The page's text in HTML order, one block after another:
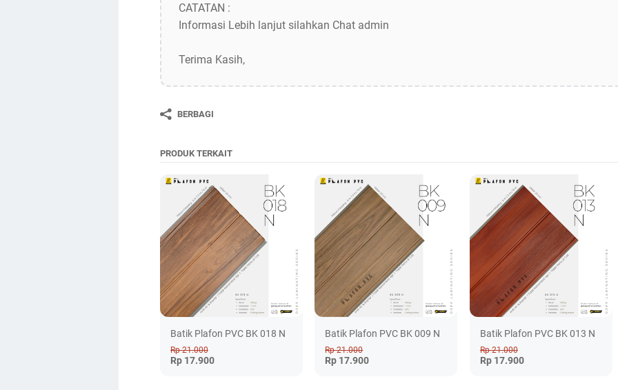
CATATAN :
Informasi Lebih lanjut silahkan Chat admin
Terima Kasih,
BERBAGI
PRODUK TERKAIT
Batik Plafon PVC BK 018 N
Rp 21.000
Rp 17.900
Batik Plafon PVC BK 009 N
Rp 21.000
Rp 17.900
Batik Plafon PVC BK 013 N
Rp 21.000
Rp 17.900